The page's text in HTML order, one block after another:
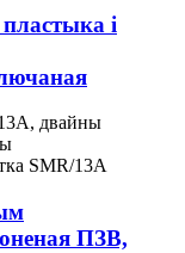
і
ПЗВ,